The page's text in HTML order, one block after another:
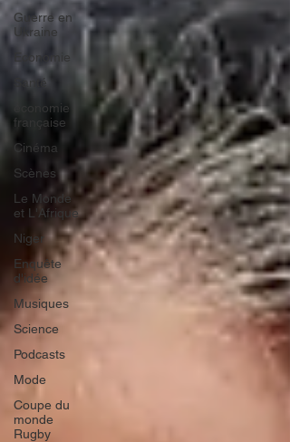
Guerre en
Ukraine
Economie
Santé
économie
française
Cinéma
Scènes
Le Monde
et L'Afrique
Niger
Enquête
d'idée
Musiques
Science
Podcasts
Mode
Coupe du
monde
Rugby